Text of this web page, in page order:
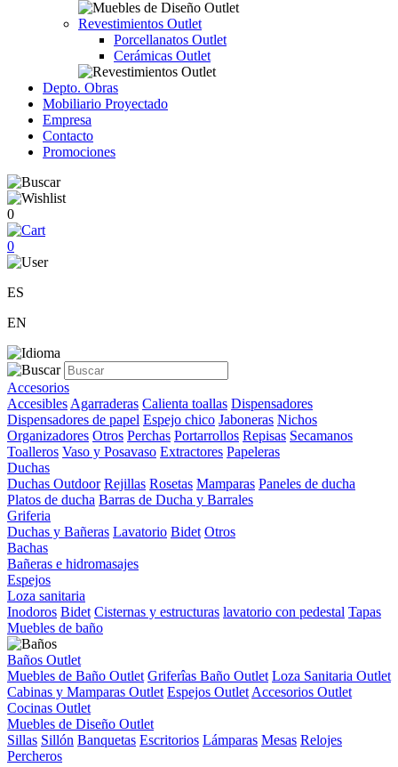
Revestimientos Outlet
Porcellanatos Outlet
Cerámicas Outlet
Depto. Obras
Mobiliario Proyectado
Empresa
Contacto
Promociones
0
0
ES
EN
Accesorios
Accesibles Agarraderas Calienta toallas Dispensadores
Dispensadores de papel Espejo chico Jaboneras Nichos
Organizadores Otros Perchas Portarrollos Repisas Secamanos
Toalleros Vaso y Posavaso Extractores Papeleras
Duchas
Duchas Outdoor Rejillas Rosetas Mamparas Paneles de ducha
Platos de ducha Barras de Ducha y Barrales
Griferia
Duchas y Bañeras Lavatorio Bidet Otros
Bachas
Bañeras e hidromasajes
Espejos
Loza sanitaria
Inodoros Bidet Cisternas y estructuras lavatorio con pedestal Tapas
Muebles de baño
Baños Outlet
Muebles de Baño Outlet Griferîas Baño Outlet Loza Sanitaria Outlet
Cabinas y Mamparas Outlet Espejos Outlet Accesorios Outlet
Cocinas Outlet
Muebles de Diseño Outlet
Sillas Sillón Banquetas Escritorios Lámparas Mesas Relojes
Percheros